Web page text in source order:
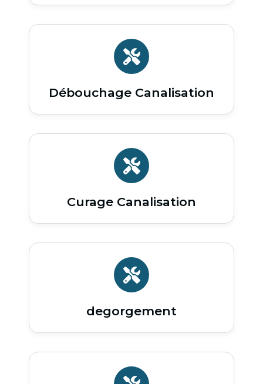
Débouchage Canalisation
Curage Canalisation
degorgement